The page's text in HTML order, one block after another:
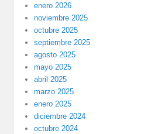
enero 2026
noviembre 2025
octubre 2025
septiembre 2025
agosto 2025
mayo 2025
abril 2025
marzo 2025
enero 2025
diciembre 2024
octubre 2024